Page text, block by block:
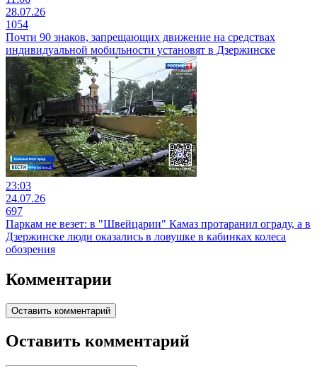
28.07.26
1054
Почти 90 знаков, запрещающих движение на средствах
индивидуальной мобильности установят в Дзержинске
23:03
24.07.26
697
Паркам не везет: в "Швейцарии" Камаз протаранил ограду, а в
Дзержинске люди оказались в ловушке в кабинках колеса
обозрения
Комментарии
Оставить комментарий
Оставить комментарий